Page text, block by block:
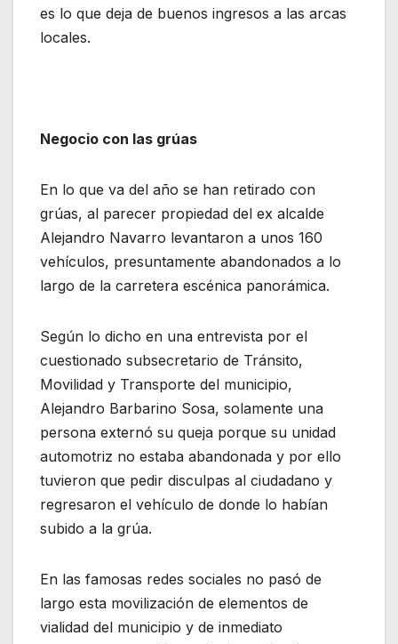
es lo que deja de buenos ingresos a las arcas
locales.
Negocio con las grúas
En lo que va del año se han retirado con
grúas, al parecer propiedad del ex alcalde
Alejandro Navarro levantaron a unos 160
vehículos, presuntamente abandonados a lo
largo de la carretera escénica panorámica.
Según lo dicho en una entrevista por el
cuestionado subsecretario de Tránsito,
Movilidad y Transporte del municipio,
Alejandro Barbarino Sosa, solamente una
persona externó su queja porque su unidad
automotriz no estaba abandonada y por ello
tuvieron que pedir disculpas al ciudadano y
regresaron el vehículo de donde lo habían
subido a la grúa.
En las famosas redes sociales no pasó de
largo esta movilización de elementos de
vialidad del municipio y de inmediato